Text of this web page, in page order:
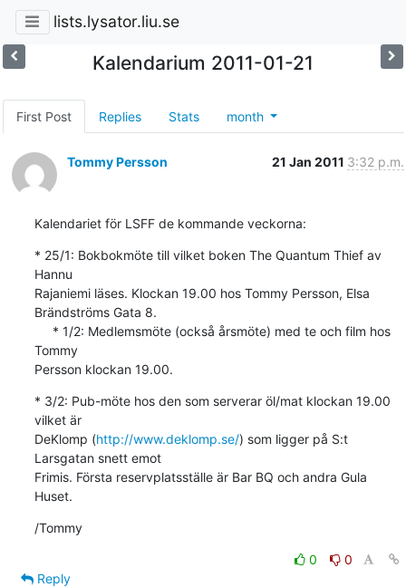
lists.lysator.liu.se
Kalendarium 2011-01-21
First Post Replies Stats month
Tommy Persson 21 Jan 2011 3:32 p.m.
Kalendariet för LSFF de kommande veckorna:
* 25/1: Bokbokmöte till vilket boken The Quantum Thief av
Hannu
Rajaniemi läses. Klockan 19.00 hos Tommy Persson, Elsa
Brändströms Gata 8.
Tommy
Persson klockan 19.00.
* 3/2: Pub-möte hos den som serverar öl/mat klockan 19.00
vilket är
DeKlomp (http://www.deklomp.se/) som ligger på S:t
Larsgatan snett emot
Frimis. Första reservplatsställe är Bar BQ och andra Gula
Huset.
/Tommy
0
0
Reply